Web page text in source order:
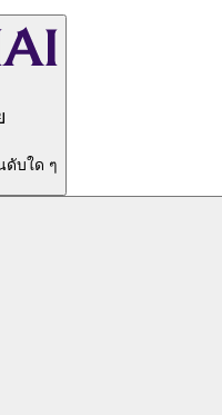
ดับใด ๆ